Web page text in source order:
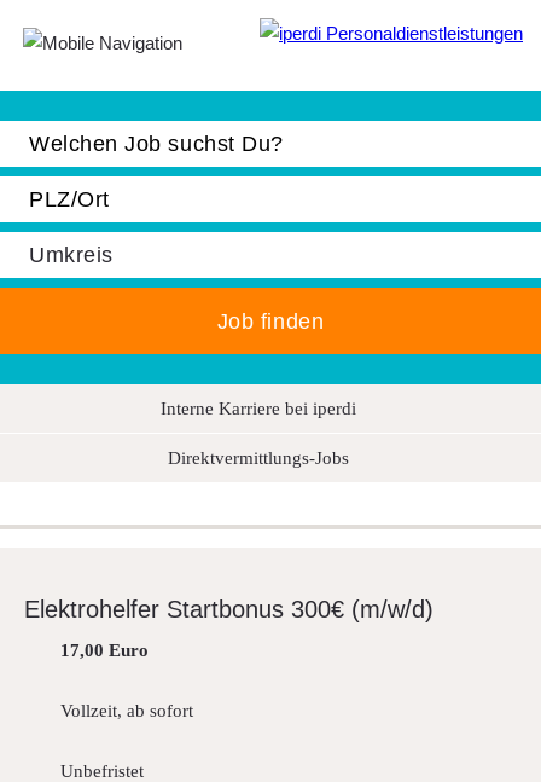
Interne Karriere bei iperdi
Direktvermittlungs-Jobs
Elek­tro­helfer Start­bonus 300€ (m/w/d)
17,00 Euro
Vollzeit, ab sofort
Unbefristet
Jobbörse
Unternehmen
Über iperdi
FAQ
Sitemap
Datenschutz